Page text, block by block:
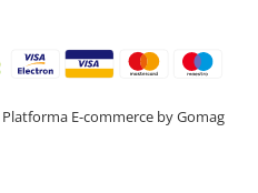
Platforma E-commerce by Gomag